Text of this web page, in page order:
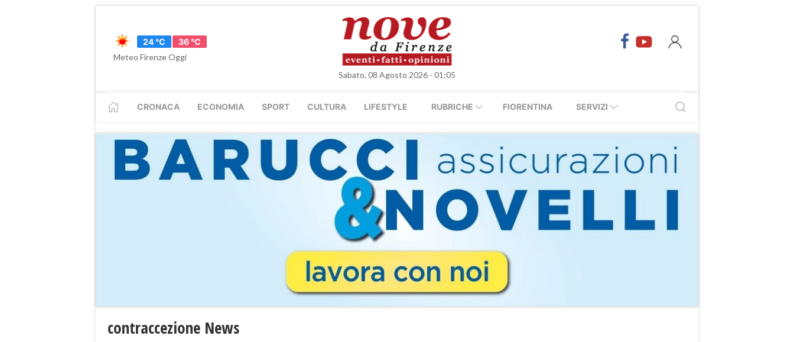
24 °C
36 °C
Meteo Firenze Oggi
Sabato, 08 Agosto 2026 - 01:05
CRONACA ECONOMIA SPORT CULTURA LIFESTYLE RUBRICHE FIORENTINA SERVIZI
contraccezione News